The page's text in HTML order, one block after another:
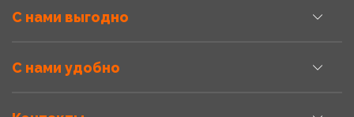
С нами выгодно
С нами удобно